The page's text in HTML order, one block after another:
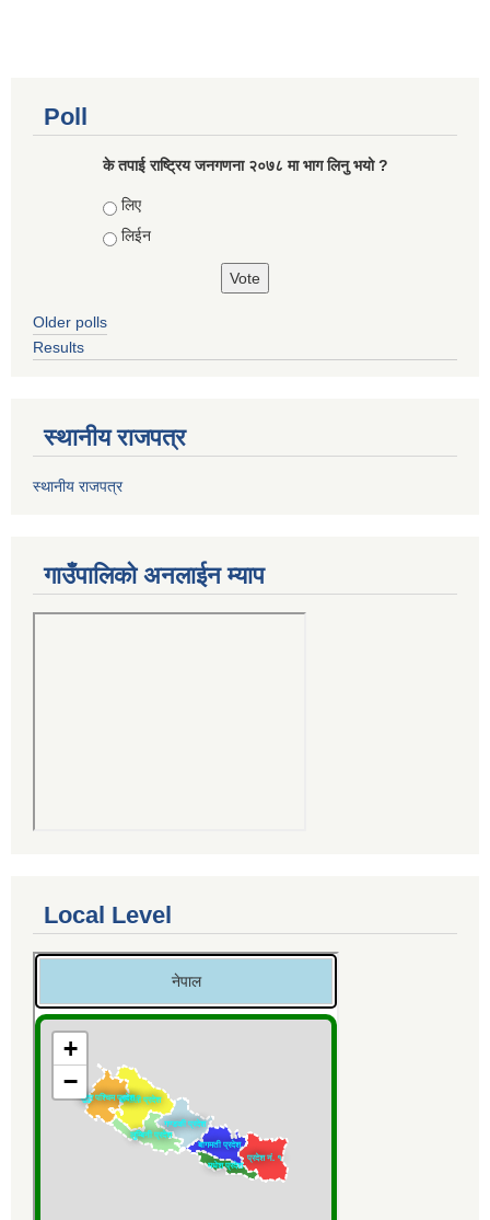
Poll
के तपाई राष्ट्रिय जनगणना २०७८ मा भाग लिनु भयो ?
Choices
लिए
लिईन
Older polls
Results
स्थानीय राजपत्र
स्थानीय राजपत्र
गाउँपालिको अनलाईन म्याप
Local Level